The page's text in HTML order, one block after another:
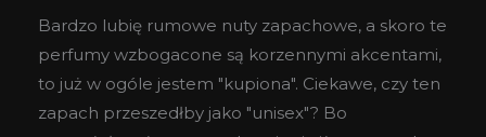
Bardzo lubię rumowe nuty zapachowe, a skoro te
perfumy wzbogacone są korzennymi akcentami,
to już w ogóle jestem "kupiona". Ciekawe, czy ten
zapach przeszedłby jako "unisex"? Bo